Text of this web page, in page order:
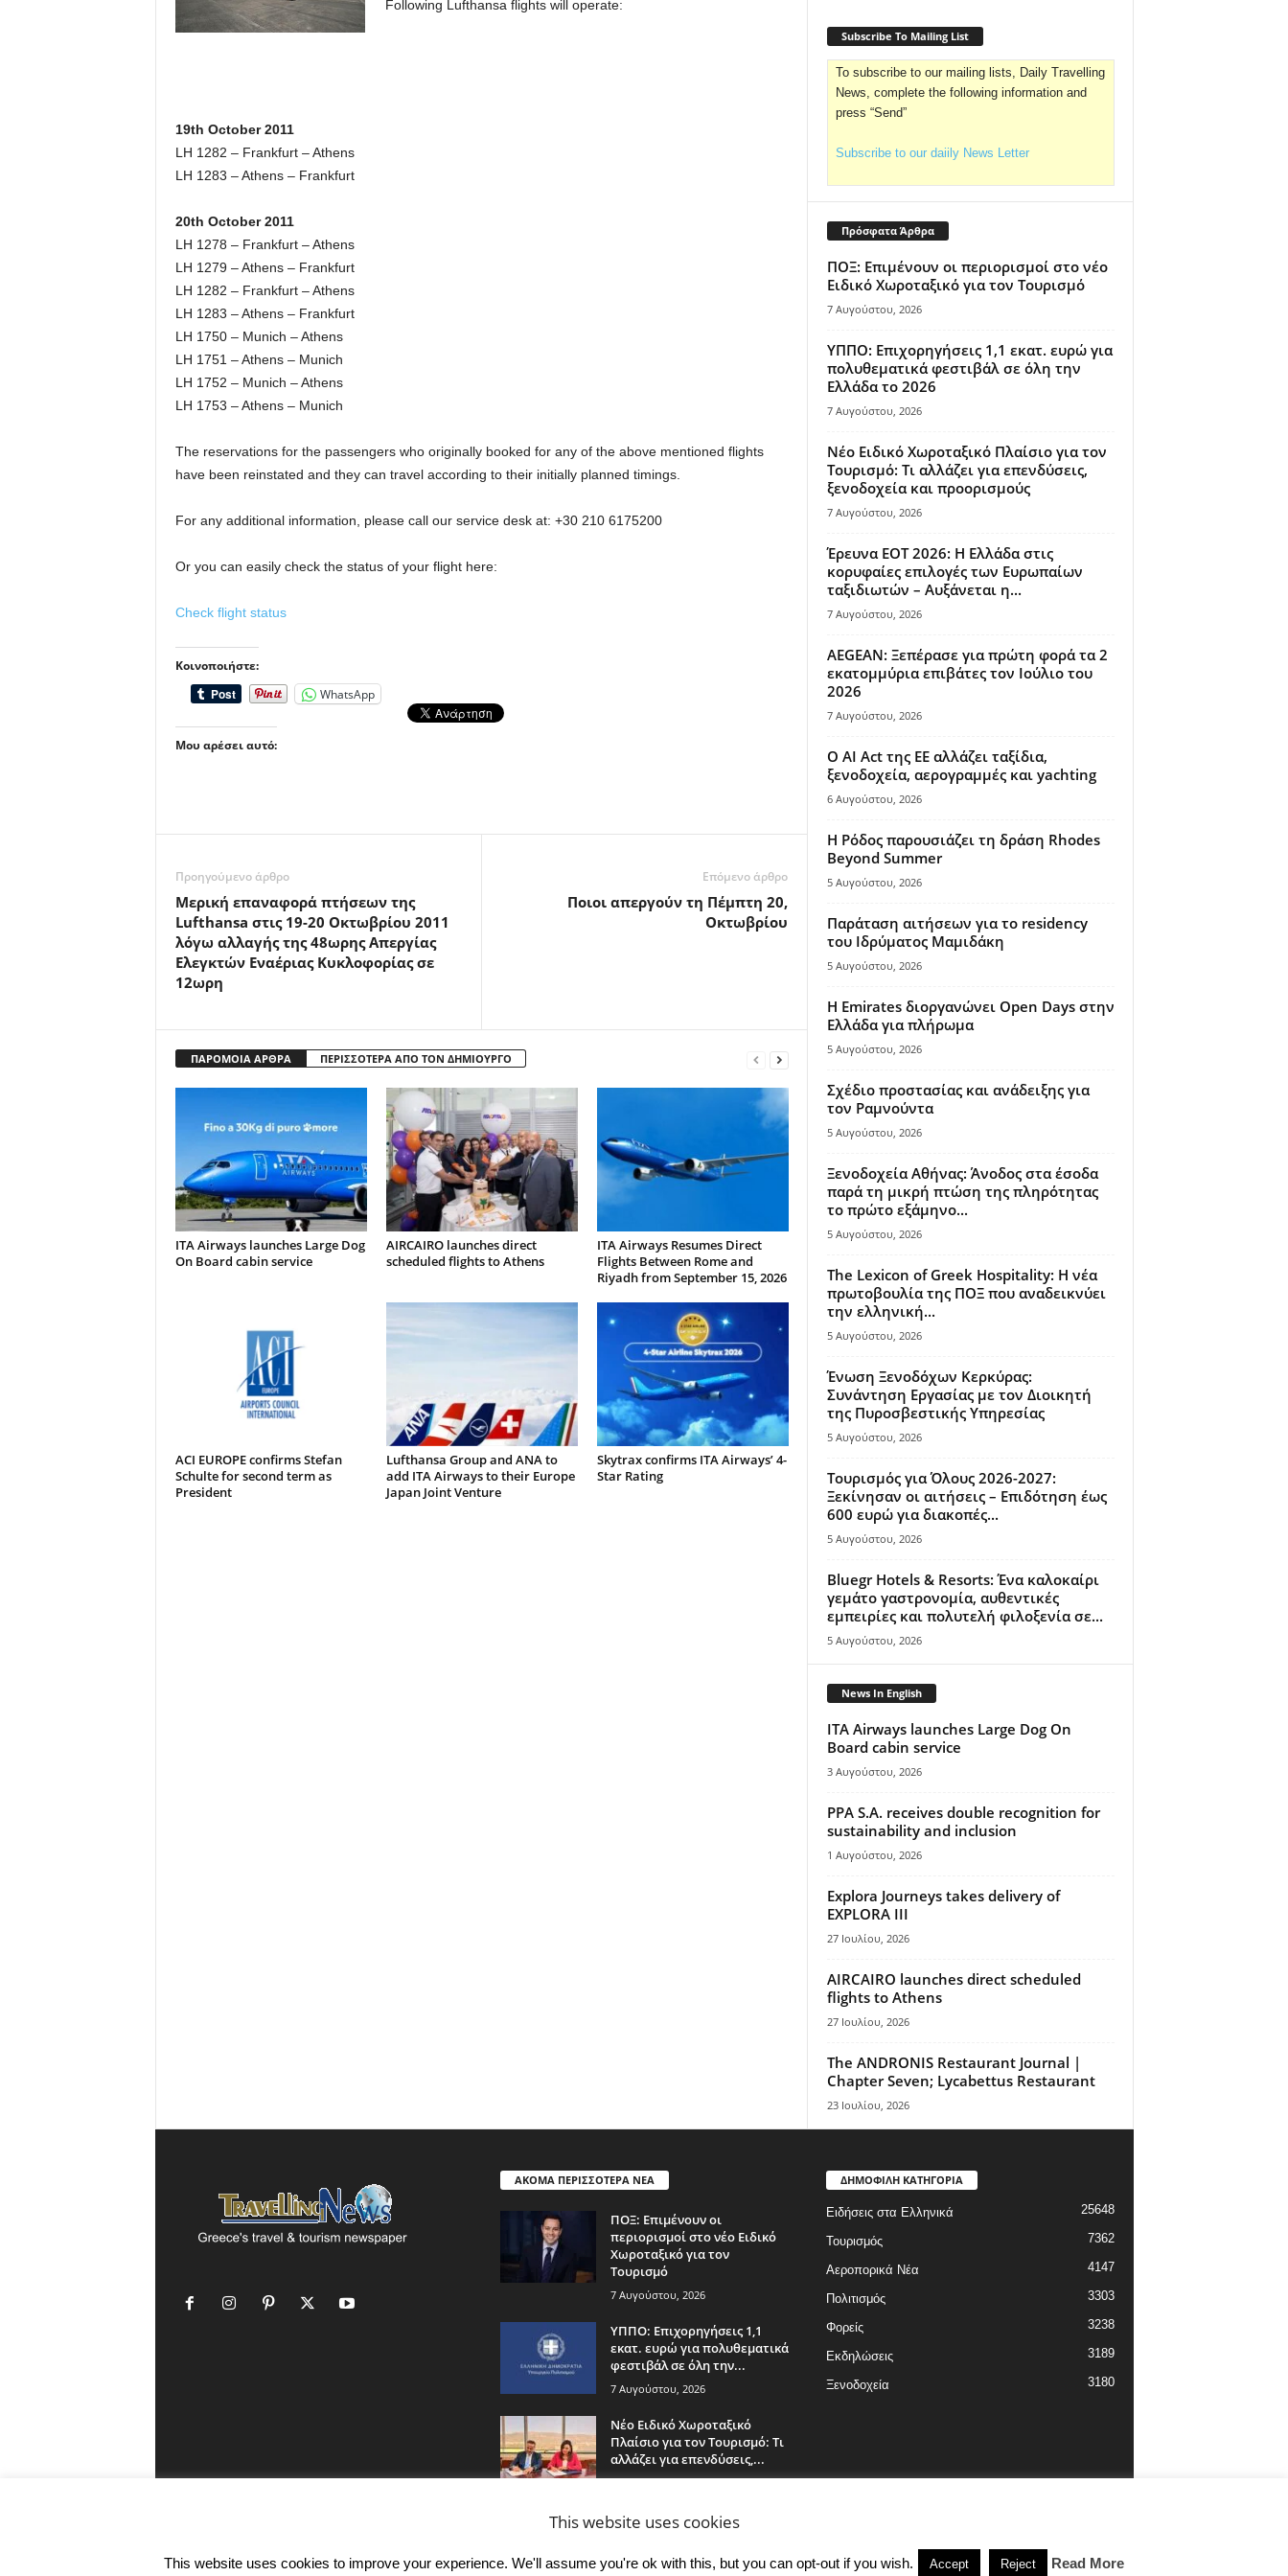
Following Lufthansa flights will operate:
19th October 2011
LH 1282 – Frankfurt – Athens
LH 1283 – Athens – Frankfurt
20th October 2011
LH 1278 – Frankfurt – Athens
LH 1279 – Athens – Frankfurt
LH 1282 – Frankfurt – Athens
LH 1283 – Athens – Frankfurt
LH 1750 – Munich – Athens
LH 1751 – Athens – Munich
LH 1752 – Munich – Athens
LH 1753 – Athens – Munich
The reservations for the passengers who originally booked for any of the above mentioned flights
have been reinstated and they can travel according to their initially planned timings.
For any additional information, please call our service desk at: +30 210 6175200
Or you can easily check the status of your flight here:
Check flight status
Κοινοποιήστε:
WhatsApp
Μου αρέσει αυτό:
Προηγούμενο άρθρο
Μερική επαναφορά πτήσεων της
Lufthansa στις 19-20 Οκτωβρίου 2011
λόγω αλλαγής της 48ωρης Απεργίας
Ελεγκτών Εναέριας Κυκλοφορίας σε
12ωρη
Επόμενο άρθρο
Ποιοι απεργούν τη Πέμπτη 20,
Οκτωβρίου
ΠΑΡΟΜΟΙΑ ΑΡΘΡΑ ΠΕΡΙΣΣΟΤΕΡΑ ΑΠΟ ΤΟΝ ΔΗΜΙΟΥΡΓΟ
ITA Airways launches Large Dog
On Board cabin service
AIRCAIRO launches direct
scheduled flights to Athens
ITA Airways Resumes Direct
Flights Between Rome and
Riyadh from September 15, 2026
ACI EUROPE confirms Stefan
Schulte for second term as
President
Lufthansa Group and ANA to
add ITA Airways to their Europe
Japan Joint Venture
Skytrax confirms ITA Airways’ 4-
Star Rating
Subscribe To Mailing List
To subscribe to our mailing lists, Daily Travelling
News, complete the following information and
press “Send”
Subscribe to our daiily News Letter
Πρόσφατα Άρθρα
ΠΟΞ: Επιμένουν οι περιορισμοί στο νέο
Ειδικό Χωροταξικό για τον Τουρισμό
7 Αυγούστου, 2026
ΥΠΠΟ: Επιχορηγήσεις 1,1 εκατ. ευρώ για
πολυθεματικά φεστιβάλ σε όλη την
Ελλάδα το 2026
7 Αυγούστου, 2026
Νέο Ειδικό Χωροταξικό Πλαίσιο για τον
Τουρισμό: Τι αλλάζει για επενδύσεις,
ξενοδοχεία και προορισμούς
7 Αυγούστου, 2026
Έρευνα ΕΟΤ 2026: Η Ελλάδα στις
κορυφαίες επιλογές των Ευρωπαίων
ταξιδιωτών – Αυξάνεται η...
7 Αυγούστου, 2026
AEGEAN: Ξεπέρασε για πρώτη φορά τα 2
εκατομμύρια επιβάτες τον Ιούλιο του
2026
7 Αυγούστου, 2026
Ο AI Act της ΕΕ αλλάζει ταξίδια,
ξενοδοχεία, αερογραμμές και yachting
6 Αυγούστου, 2026
Η Ρόδος παρουσιάζει τη δράση Rhodes
Beyond Summer
5 Αυγούστου, 2026
Παράταση αιτήσεων για το residency
του Ιδρύματος Μαμιδάκη
5 Αυγούστου, 2026
Η Emirates διοργανώνει Open Days στην
Ελλάδα για πλήρωμα
5 Αυγούστου, 2026
Σχέδιο προστασίας και ανάδειξης για
τον Ραμνούντα
5 Αυγούστου, 2026
Ξενοδοχεία Αθήνας: Άνοδος στα έσοδα
παρά τη μικρή πτώση της πληρότητας
το πρώτο εξάμηνο...
5 Αυγούστου, 2026
The Lexicon of Greek Hospitality: Η νέα
πρωτοβουλία της ΠΟΞ που αναδεικνύει
την ελληνική...
5 Αυγούστου, 2026
Ένωση Ξενοδόχων Κερκύρας:
Συνάντηση Εργασίας με τον Διοικητή
της Πυροσβεστικής Υπηρεσίας
5 Αυγούστου, 2026
Τουρισμός για Όλους 2026-2027:
Ξεκίνησαν οι αιτήσεις – Επιδότηση έως
600 ευρώ για διακοπές...
5 Αυγούστου, 2026
Bluegr Hotels & Resorts: Ένα καλοκαίρι
γεμάτο γαστρονομία, αυθεντικές
εμπειρίες και πολυτελή φιλοξενία σε...
5 Αυγούστου, 2026
News In English
ITA Airways launches Large Dog On
Board cabin service
3 Αυγούστου, 2026
PPA S.A. receives double recognition for
sustainability and inclusion
1 Αυγούστου, 2026
Explora Journeys takes delivery of
EXPLORA III
27 Ιουλίου, 2026
AIRCAIRO launches direct scheduled
flights to Athens
27 Ιουλίου, 2026
The ANDRONIS Restaurant Journal |
Chapter Seven; Lycabettus Restaurant
23 Ιουλίου, 2026
ΑΚΟΜΑ ΠΕΡΙΣΣΟΤΕΡΑ ΝΕΑ
ΠΟΞ: Επιμένουν οι
περιορισμοί στο νέο Ειδικό
Χωροταξικό για τον
Τουρισμό
7 Αυγούστου, 2026
ΥΠΠΟ: Επιχορηγήσεις 1,1
εκατ. ευρώ για πολυθεματικά
φεστιβάλ σε όλη την...
7 Αυγούστου, 2026
Νέο Ειδικό Χωροταξικό
Πλαίσιο για τον Τουρισμό: Τι
αλλάζει για επενδύσεις,...
7 Αυγούστου, 2026
ΔΗΜΟΦΙΛΗ ΚΑΤΗΓΟΡΙΑ
Ειδήσεις στα Ελληνικά 25648
Τουρισμός 7362
Αεροπορικά Νέα 4147
Πολιτισμός 3303
Φορείς 3238
Εκδηλώσεις 3189
Ξενοδοχεία 3180
©
This website uses cookies
This website uses cookies to improve your experience. We'll assume you're ok with this, but you can opt-out if you wish. Accept Reject Read More